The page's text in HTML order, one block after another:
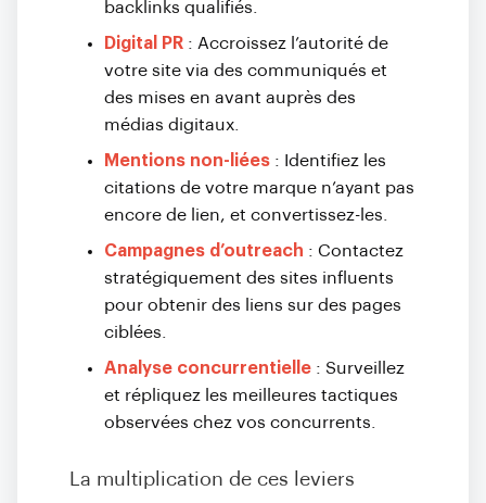
backlinks qualifiés.
Digital PR : Accroissez l’autorité de
votre site via des communiqués et
des mises en avant auprès des
médias digitaux.
Mentions non-liées : Identifiez les
citations de votre marque n’ayant pas
encore de lien, et convertissez-les.
Campagnes d’outreach : Contactez
stratégiquement des sites influents
pour obtenir des liens sur des pages
ciblées.
Analyse concurrentielle : Surveillez
et répliquez les meilleures tactiques
observées chez vos concurrents.
La multiplication de ces leviers